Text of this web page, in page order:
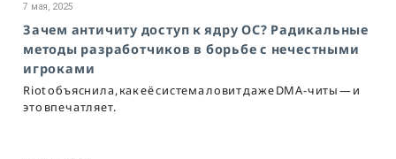
7 мая, 2025
Зачем античиту доступ к ядру ОС? Радикальные
методы разработчиков в борьбе с нечестными
игроками
Riot объяснила, как её система ловит даже DMA-читы — и
это впечатляет.